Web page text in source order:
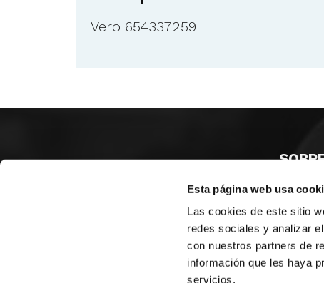
Esta página web usa
Las cookies de este sitio
redes sociales y analizar
con nuestros partners de
información que les haya
servicios.
Vero 654337259